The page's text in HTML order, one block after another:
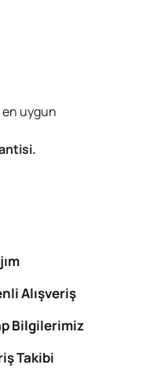
en uygun
Alışveriş
Bilgilerimiz
Takibi